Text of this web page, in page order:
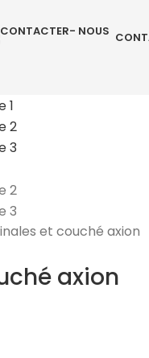
et couché axion
axion